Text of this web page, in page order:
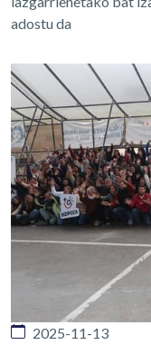
adostu da
2025-11-13